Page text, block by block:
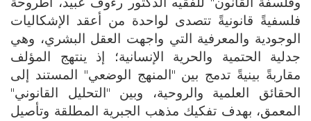
فلسفيةً قانونيةً تتصدى لواحدة من أعقد الإشكاليات
الوجودية والمعرفية التي واجهت العقل البشري، وهي
جدلية الحتمية والحرية الإنسانية؛ إذ ينتهج المؤلف
مقاربةً بينيةً تدمج بين "المنهج الوضعي" المستند إلى
الحقائق العلمية والروحية، وبين "التحليل القانوني"
المعمق، بهدف تفكيك مذهب الجبرية المطلقة وتأصيل